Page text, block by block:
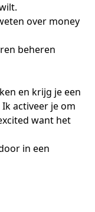
over money
beheren
en krijg je een
activeer je om
want het
in een